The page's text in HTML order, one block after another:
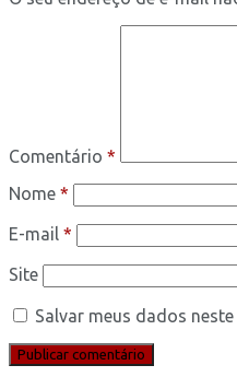
Comentário *
Nome *
E-mail *
Site
Salvar meus dados